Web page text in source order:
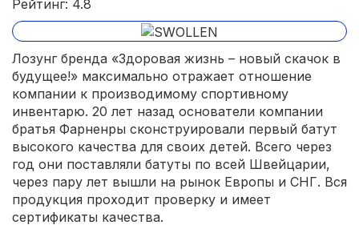
Рейтинг: 4.8
Лозунг бренда «Здоровая жизнь – новый скачок в
будущее!» максимально отражает отношение
компании к производимому спортивному
инвентарю. 20 лет назад основатели компании
братья Фарненры сконструировали первый батут
высокого качества для своих детей. Всего через
год они поставляли батуты по всей Швейцарии,
через пару лет вышли на рынок Европы и СНГ. Вся
продукция проходит проверку и имеет
сертификаты качества.